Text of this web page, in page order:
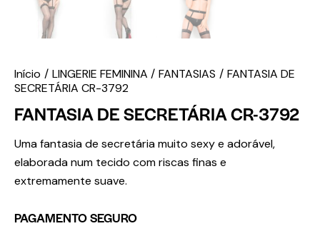
Início LINGERIE FEMININA FANTASIAS
FANTASIA DE
SECRETÁRIA CR-3792
FANTASIA DE SECRETÁRIA CR-3792
Uma fantasia de secretária muito sexy e adorável,
elaborada num tecido com riscas finas e
extremamente suave.
PAGAMENTO SEGURO